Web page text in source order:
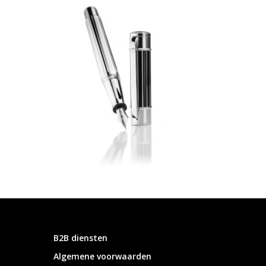
B2B diensten
Algemene voorwaarden